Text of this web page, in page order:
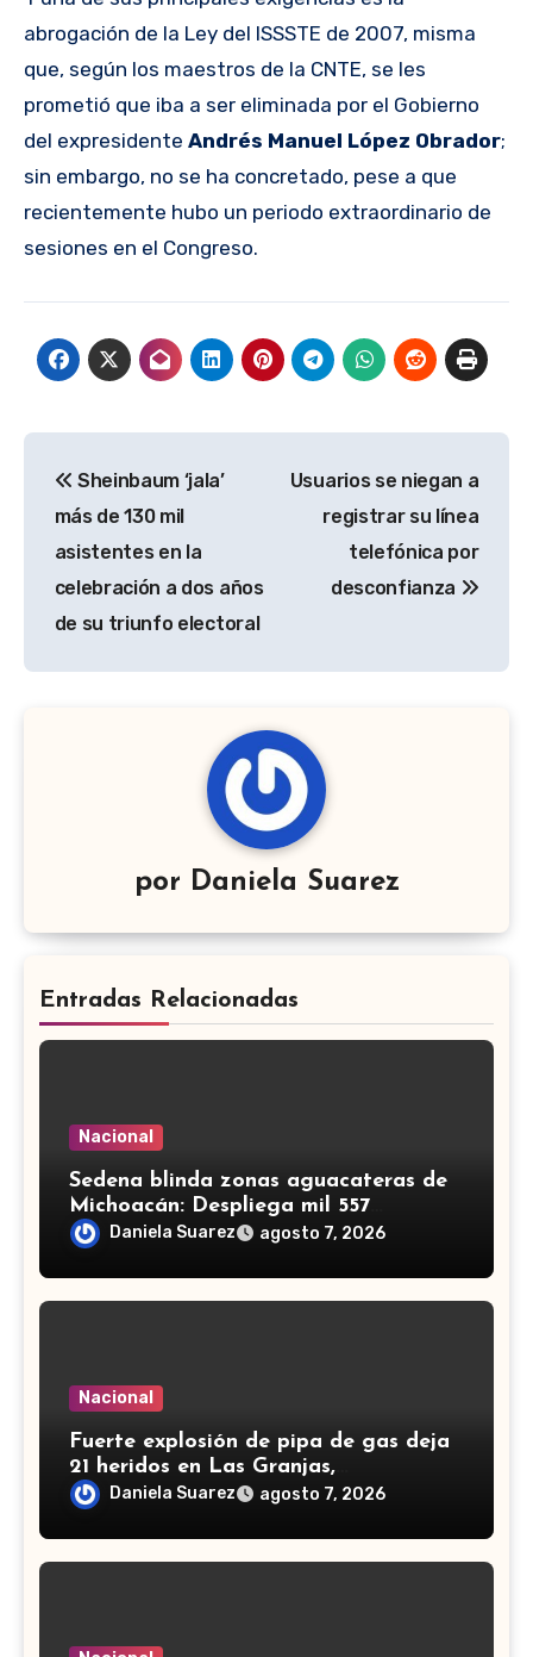
abrogación de la Ley del ISSSTE de 2007, misma
que, según los maestros de la CNTE, se les
prometió que iba a ser eliminada por el Gobierno
del expresidente Andrés Manuel López Obrador;
sin embargo, no se ha concretado, pese a que
recientemente hubo un periodo extraordinario de
sesiones en el Congreso.
de
entradas
Sheinbaum ‘jala’
más de 130 mil
asistentes en la
celebración a dos años
de su triunfo electoral
Usuarios se niegan a
registrar su línea
telefónica por
desconfianza
por Daniela Suarez
Entradas Relacionadas
Nacional
Sedena blinda zonas aguacateras de
Michoacán: Despliega mil 557
efectivos de Guardia Nacional y
Ejército
Daniela Suarez agosto 7, 2026
Nacional
Fuerte explosión de pipa de gas deja
21 heridos en Las Granjas,
Cuernavaca; dos son menores
Daniela Suarez agosto 7, 2026